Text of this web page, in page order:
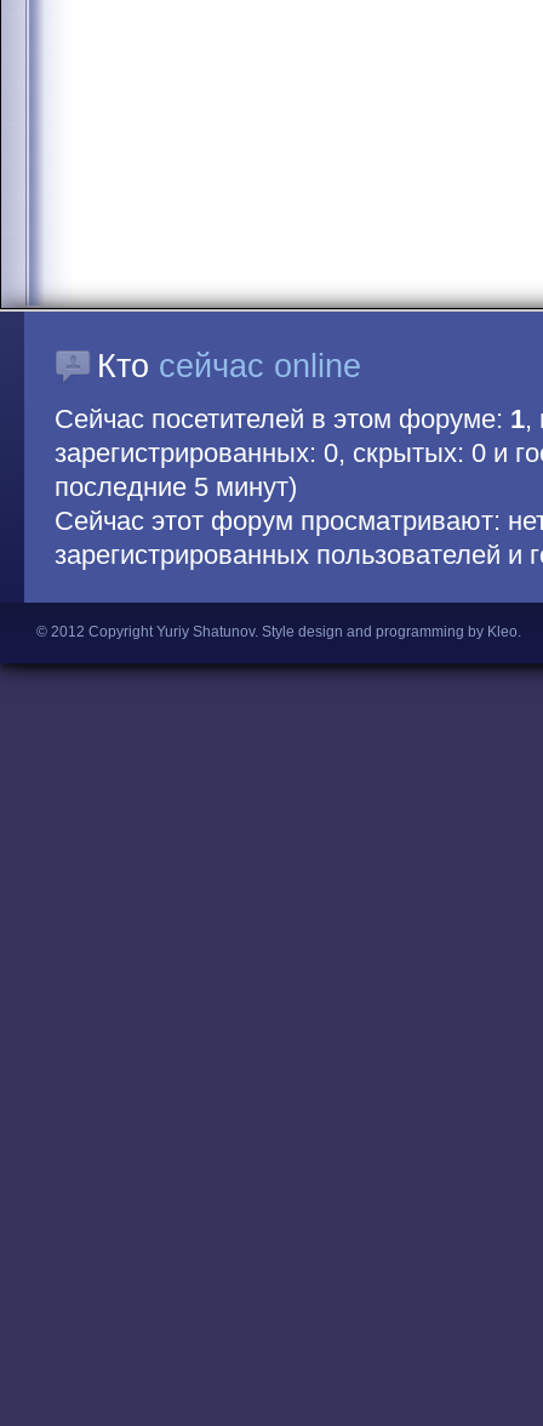
Кто сейчас online
Сейчас посетителей в этом форуме: 1,
зарегистрированных: 0, скрытых: 0 и
последние 5 минут)
Сейчас этот форум просматривают:
зарегистрированных пользователей и
© 2012 Copyright Yuriy Shatunov. Style design and programming by Kleo.